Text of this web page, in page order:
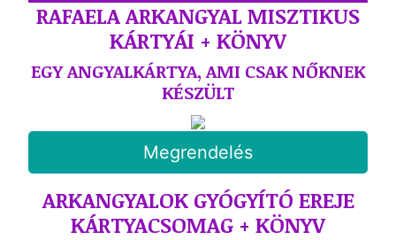
RAFAELA ARKANGYAL MISZTIKUS
KÁRTYÁI + KÖNYV
EGY ANGYALKÁRTYA, AMI CSAK NŐKNEK
KÉSZÜLT
Megrendelés
ARKANGYALOK GYÓGYÍTÓ EREJE
KÁRTYACSOMAG + KÖNYV